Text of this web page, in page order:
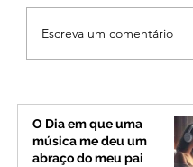
Jovem de 24 anos é
morto após briga
durante luau no
Paranaíba
Escreva um comentário
O Dia em que uma
música me deu um
abraço do meu pai